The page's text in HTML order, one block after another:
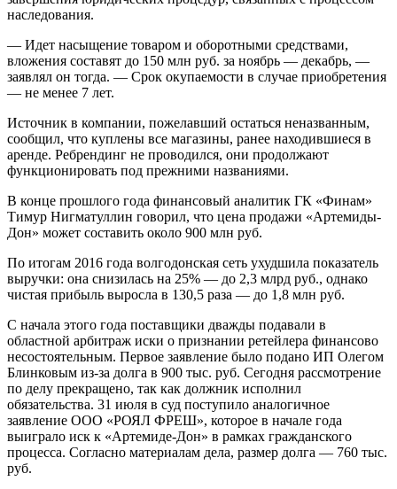
наследования.
— Идет насыщение товаром и оборотными средствами,
вложения составят до 150 млн руб. за ноябрь — декабрь, —
заявлял он тогда. — Срок окупаемости в случае приобретения
— не менее 7 лет.
Источник в компании, пожелавший остаться неназванным,
сообщил, что куплены все магазины, ранее находившиеся в
аренде. Ребрендинг не проводился, они продолжают
функционировать под прежними названиями.
В конце прошлого года финансовый аналитик ГК «Финам»
Тимур Нигматуллин говорил, что цена продажи «Артемиды-
Дон» может составить около 900 млн руб.
По итогам 2016 года волгодонская сеть ухудшила показатель
выручки: она снизилась на 25% — до 2,3 млрд руб., однако
чистая прибыль выросла в 130,5 раза — до 1,8 млн руб.
С начала этого года поставщики дважды подавали в
областной арбитраж иски о признании ретейлера финансово
несостоятельным. Первое заявление было подано ИП Олегом
Блинковым из-за долга в 900 тыс. руб. Сегодня рассмотрение
по делу прекращено, так как должник исполнил
обязательства. 31 июля в суд поступило аналогичное
заявление ООО «РОЯЛ ФРЕШ», которое в начале года
выиграло иск к «Артемиде-Дон» в рамках гражданского
процесса. Согласно материалам дела, размер долга — 760 тыс.
руб.